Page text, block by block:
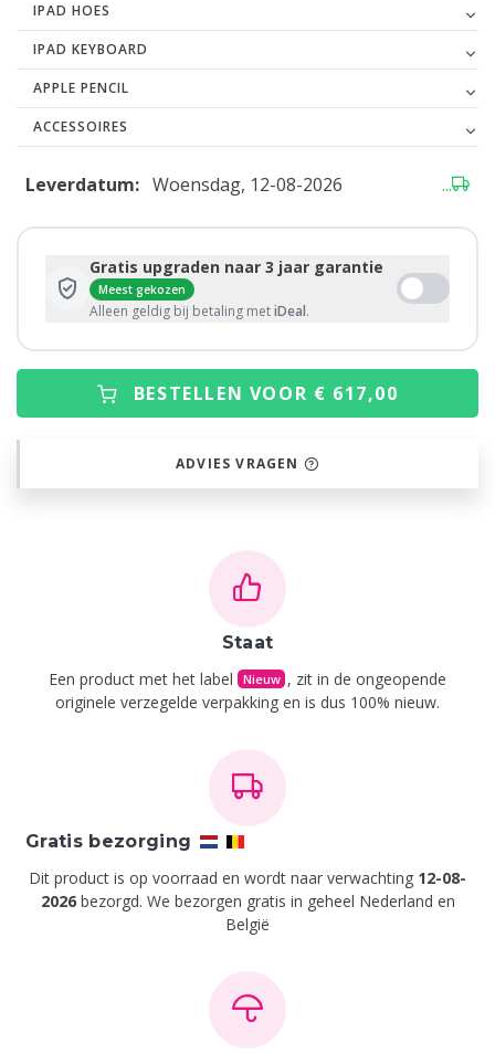
IPAD HOES
IPAD KEYBOARD
APPLE PENCIL
ACCESSOIRES
Leverdatum: Woensdag, 12-08-2026 ...
Gratis upgraden naar 3 jaar garantie
Meest gekozen
Alleen geldig bij betaling metiDeal.
BESTELLEN VOOR € 617,00
ADVIES VRAGEN
Staat
Een product met het label Nieuw , zit in de ongeopende
originele verzegelde verpakking en is dus 100% nieuw.
Gratis bezorging
Dit product is op voorraad en wordt naar verwachting 12-08-
2026bezorgd. We bezorgen gratis in geheel Nederland en
België